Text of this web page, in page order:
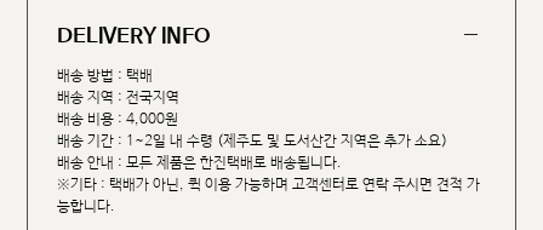
DELIVERY INFO
배송 방법 : 택배
배송 지역 : 전국지역
배송 비용 : 4,000원
배송 기간 : 1~2일 내 수령 (제주도 및 도서산간 지역은 추가 소요)
배송 안내 : 모든 제품은 한진택배로 배송됩니다.
※기타 : 택배가 아닌, 퀵 이용 가능하며 고객센터로 연락 주시면 견적 가
능합니다.